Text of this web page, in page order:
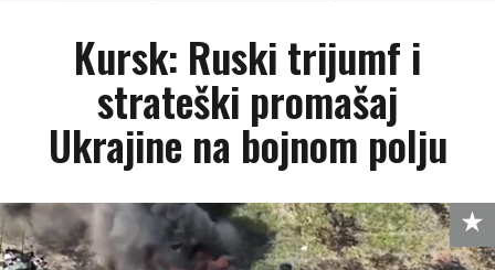
Kursk: Ruski trijumf i
strateški promašaj
Ukrajine na bojnom polju